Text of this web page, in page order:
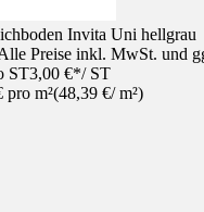
Invita Uni hellgrau
Preise inkl. MwSt. und
ST3,00 €*/ ST
pro m²(48,39 €/ m²)